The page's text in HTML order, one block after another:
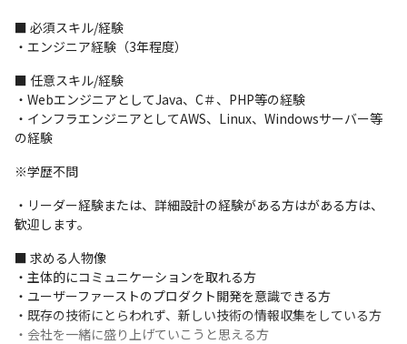
∟プロダクトの新規機能開発、改修、保守、運用
∟プロダクトのリプレイスにおける調査、設計、開発
∟プロダクトの運用課題を解決するための
∟施策立案から設計、実装、リリース後効果測定と改善
環境：PHP、Laravel
OS：AWS
＜ネットワーク領域＞
・システムリプレースに伴う大規模ネットワーク設計～保守
∟大規模ネットワーク基盤の設計構築
∟ネットワーク機器の運用および運用改善、再構築
OS：Windows、Linux
・WANネットワーク構築案件
∟導入における設計および構築
∟プロジェクト推進
■ 必須スキル/経験
・エンジニア経験（3年程度）
■ 任意スキル/経験
・WebエンジニアとしてJava、C＃、PHP等の経験
・インフラエンジニアとしてAWS、Linux、Windowsサーバー等
の経験
※学歴不問
・リーダー経験または、詳細設計の経験がある方はがある方は、
歓迎します。
■ 求める人物像
・主体的にコミュニケーションを取れる方
・ユーザーファーストのプロダクト開発を意識できる方
・既存の技術にとらわれず、新しい技術の情報収集をしている方
・会社を一緒に盛り上げていこうと思える方